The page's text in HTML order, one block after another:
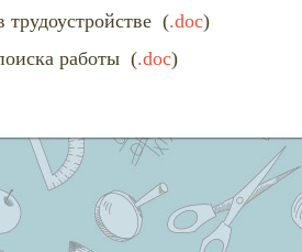
(.doc)
работы (.doc)